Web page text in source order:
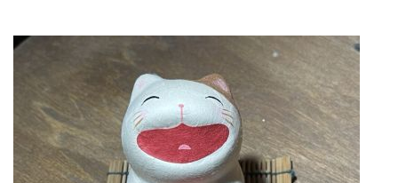
originale
era:
€18.
attuale
è:
€8.